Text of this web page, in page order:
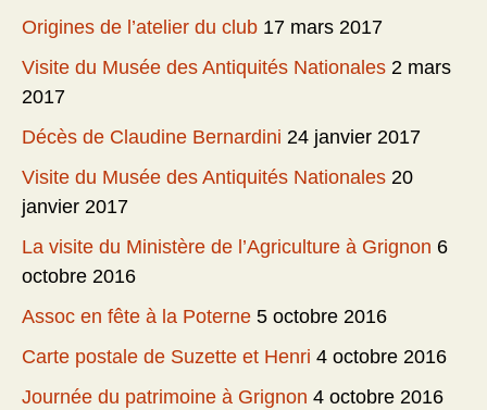
Origines de l’atelier du club 17 mars 2017
Visite du Musée des Antiquités Nationales 2 mars
2017
Décès de Claudine Bernardini 24 janvier 2017
Visite du Musée des Antiquités Nationales 20
janvier 2017
La visite du Ministère de l’Agriculture à Grignon 6
octobre 2016
Assoc en fête à la Poterne 5 octobre 2016
Carte postale de Suzette et Henri 4 octobre 2016
Journée du patrimoine à Grignon 4 octobre 2016